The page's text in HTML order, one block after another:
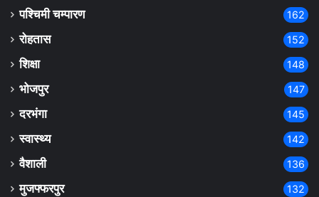
पश्चिमी चम्पारण 162
रोहतास 152
शिक्षा 148
भोजपुर 147
दरभंगा 145
स्वास्थ्य 142
वैशाली 136
मुजफ्फरपुर 132